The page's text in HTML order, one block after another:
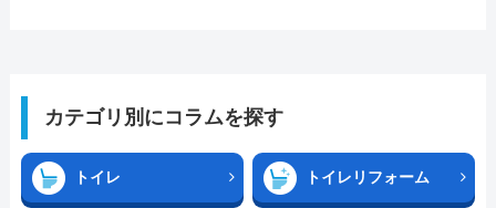
カテゴリ別にコラムを探す
トイレ トイレリフォーム